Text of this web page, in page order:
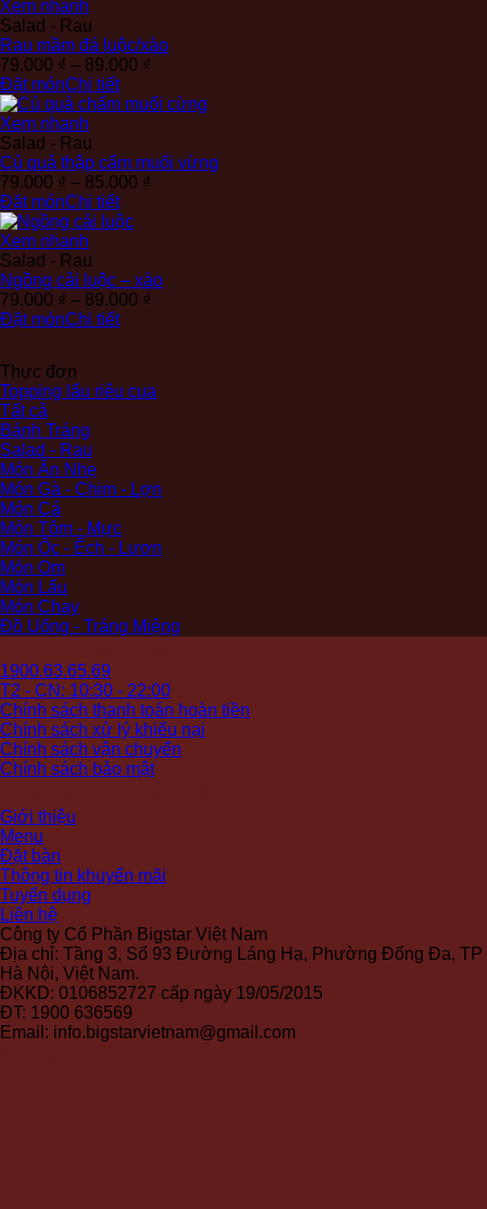
85.000 ₫
Xem nhanh
Salad - Rau
Rau mầm đá luộc/xào
79.000 ₫ – 89.000 ₫
từ
89.000 ₫
Đặt mónChi tiết
Xem nhanh
Salad - Rau
Củ quả thập cẩm muối vừng
79.000 ₫ – 85.000 ₫
85.000 ₫
Đặt mónChi tiết
Xem nhanh
Salad - Rau
Ngồng cải luộc – xào
79.000 ₫ – 89.000 ₫
89.000 ₫
Đặt mónChi tiết
Thực đơn
Topping lẩu riêu cua
Tất cả
Bánh Tráng
Salad - Rau
Món Ăn Nhẹ
Món Gà - Chim - Lợn
Món Cá
Món Tôm - Mực
Món Ốc - Ếch - Lươn
Món Om
Món Lẩu
Món Chay
Đồ Uống - Tráng Miệng
1900.63.65.69
T2 - CN: 10:30 - 22:00
Chính sách thanh toán hoàn tiền
Chính sách xử lý khiếu nại
Chính sách vận chuyển
Chính sách bảo mật
Giới thiệu
Menu
Đặt bàn
Thông tin khuyến mãi
Tuyển dụng
Liên hệ
Công ty Cổ Phần Bigstar Việt Nam
Địa chỉ: Tầng 3, Số 93 Đường Láng Hạ, Phường Đống Đa, TP
Hà Nội, Việt Nam.
ĐKKD: 0106852727 cấp ngày 19/05/2015
ĐT: 1900 636569
Email: info.bigstarvietnam@gmail.com